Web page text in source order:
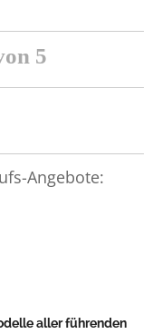
5
Angebote:
aller führenden